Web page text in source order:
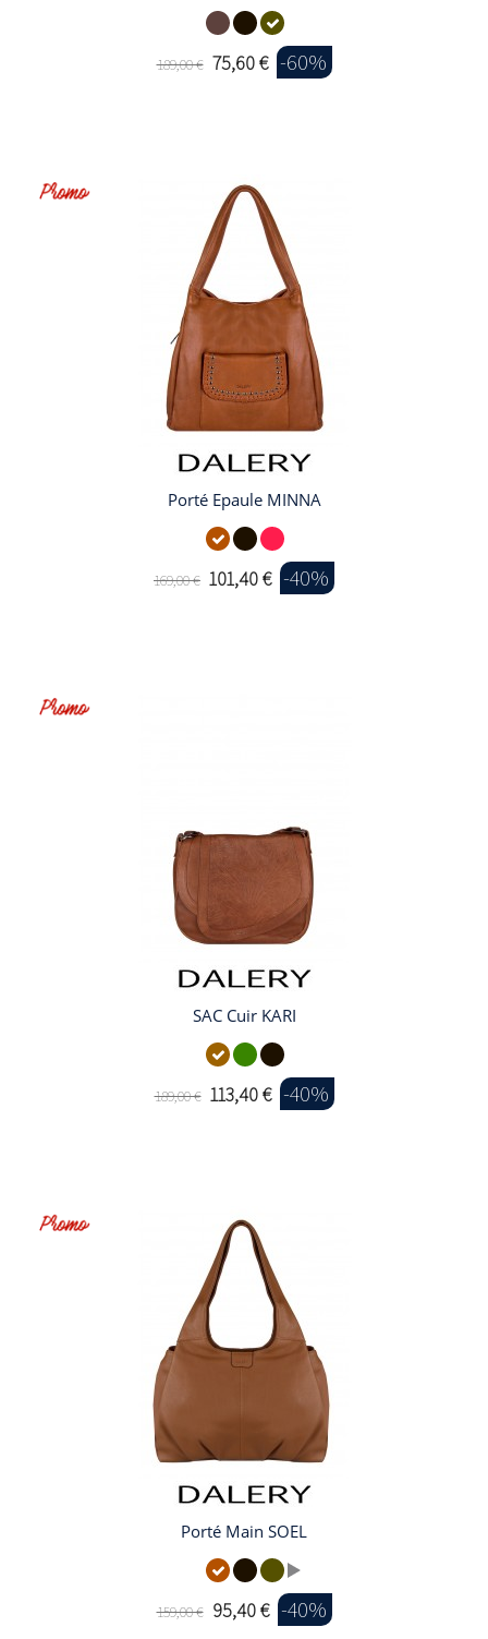
189,00 € 75,60 € -60%
Porté Epaule MINNA
169,00 € 101,40 € -40%
SAC Cuir KARI
189,00 € 113,40 € -40%
Porté Main SOEL
159,00 € 95,40 € -40%